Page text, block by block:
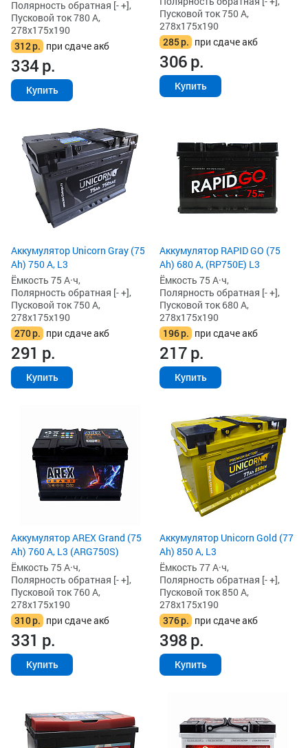
Полярность обратная [- +],
Пусковой ток 780 А,
278x175x190
312р. при сдаче акб
334р.
Купить
Пусковой ток 750 А,
278x175x190
285р. при сдаче акб
306р.
Купить
Аккумулятор Unicorn Gray (75
Ah) 750 А, L3
Ёмкость 75 А·ч,
Полярность обратная [- +],
Пусковой ток 750 А,
278x175x190
270р. при сдаче акб
291 р.
Купить
Аккумулятор RAPID GO (75
Ah) 680 А, (RP750E) L3
Ёмкость 75 А·ч,
Полярность обратная [- +],
Пусковой ток 680 А,
278x175x190
196р. при сдаче акб
217р.
Купить
Аккумулятор AREX Grand (75
Ah) 760 А, L3 (ARG750S)
Ёмкость 75 А·ч,
Полярность обратная [- +],
Пусковой ток 760 А,
278x175x190
310р. при сдаче акб
331 р.
Купить
Аккумулятор Unicorn Gold (77
Ah) 850 А, L3
Ёмкость 77 А·ч,
Полярность обратная [- +],
Пусковой ток 850 А,
278x175x190
376р. при сдаче акб
398р.
Купить